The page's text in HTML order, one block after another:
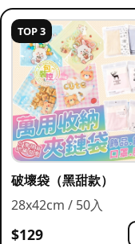
TOP 3
破壞袋（黑甜款）
28x42cm / 50入
$129